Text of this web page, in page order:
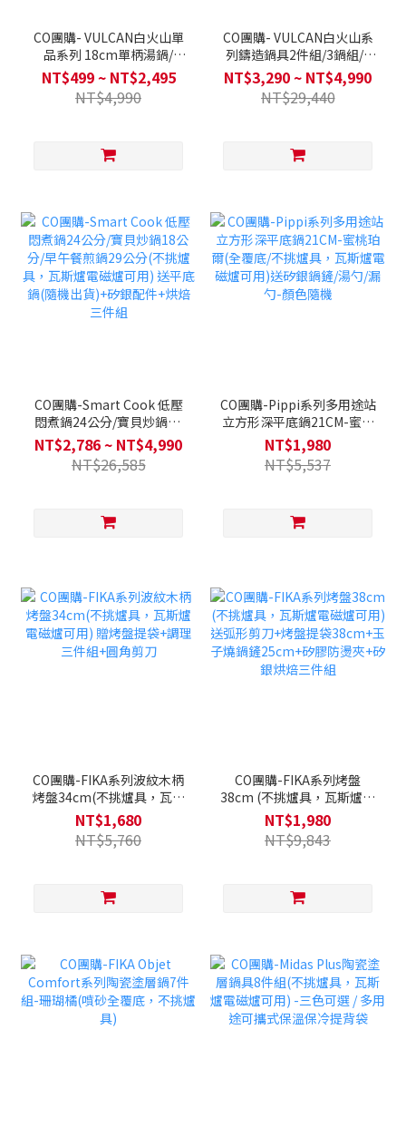
CO團購- VULCAN白火山單
品系列 18cm單柄湯鍋/
24cm湯鍋/ 28cm平底鍋/
28cm炒鍋 /多功能矽膠鍋蓋
34cm 單入 (不挑爐具，瓦
NT$499 ~ NT$2,495
NT$4,990
CO團購- VULCAN白火山系
列鑄造鍋具2件組/3鍋組/4
鍋全套(不挑爐具，瓦斯爐電
磁爐可用)送矽銀配件3件組
+多用途矽膠鍋蓋34cm
NT$3,290 ~ NT$4,990
NT$29,440
CO團購-Smart Cook 低壓
悶煮鍋24公分/寶貝炒鍋18
公分/早午餐煎鍋29公分(不
挑爐具，瓦斯爐電磁爐可用)
送平底鍋(隨機出貨)+矽銀配
NT$2,786 ~ NT$4,990
NT$26,585
CO團購-Pippi系列多用途站
立方形深平底鍋21CM-蜜桃
珀爾(全覆底/不挑爐具，瓦
斯爐電磁爐可用)送矽銀鍋
鏟/湯勺/漏勺-顏色隨機
NT$1,980
NT$5,537
CO團購-FIKA系列波紋木柄
烤盤34cm(不挑爐具，瓦斯
爐電磁爐可用) 贈烤盤提袋
+調理三件組+圓角剪刀
NT$1,680
NT$5,760
CO團購-FIKA系列烤盤
38cm (不挑爐具，瓦斯爐電
磁爐可用)送弧形剪刀+烤盤
提袋38cm+玉子燒鍋鏟
25cm+矽膠防燙夾+矽銀烘
NT$1,980
NT$9,843